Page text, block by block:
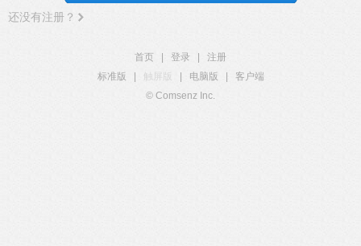
还没有注册？
首页 登录
注册
标准版
触屏版 电脑版
客户端
© Comsenz Inc.